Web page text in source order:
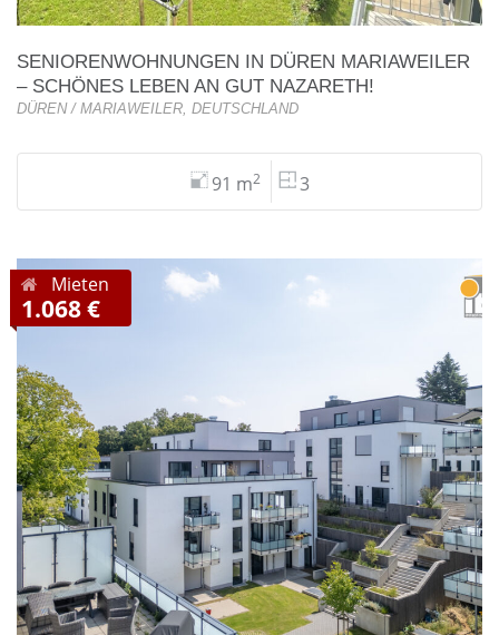
SENIORENWOHNUNGEN IN DÜREN MARIAWEILER
– SCHÖNES LEBEN AN GUT NAZARETH!
DÜREN / MARIAWEILER, DEUTSCHLAND
91 m2 3
Mieten
1.068 €